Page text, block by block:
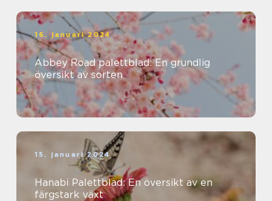
16. januari 2024
Abbey Road palettblad: En grundlig
översikt av sorten
15. januari 2024
Hanabi Palettblad: En översikt av en
färgstark växt